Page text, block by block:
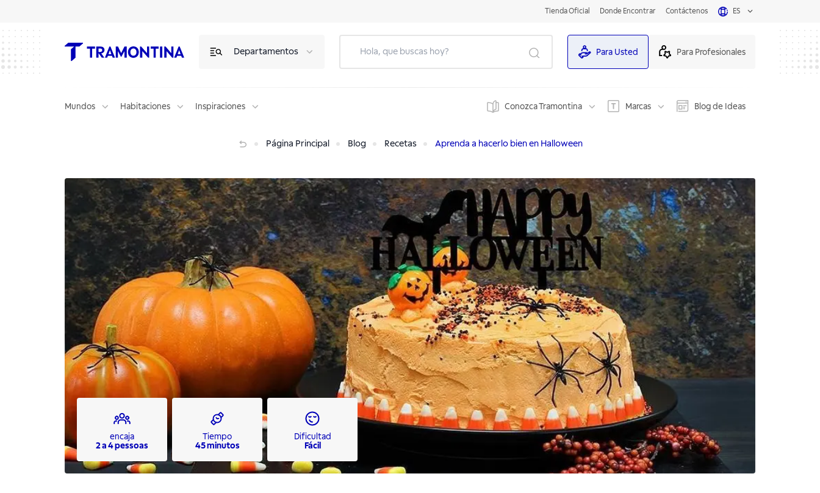
Tienda Oficial Donde Encontrar Contáctenos ES
Departamentos Para Usted Para Profesionales
Mundos Habitaciones Inspiraciones Conozca Tramontina Marcas Blog de Ideas
Página Principal Blog Recetas Aprenda a hacerlo bien en Halloween
encaja
2 a 4 pessoas
Tiempo
45 minutos
Dificultad
Fácil